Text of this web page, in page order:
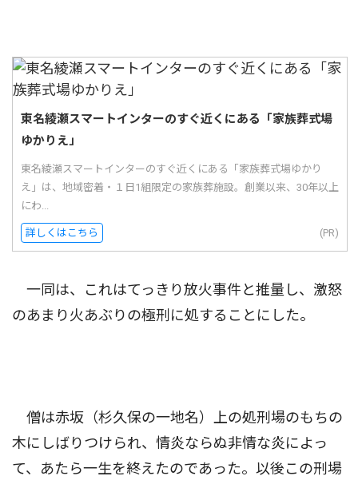
東名綾瀬スマートインターのすぐ近くにある「家族葬式場
ゆかりえ」
東名綾瀬スマートインターのすぐ近くにある「家族葬式場ゆかり
え」は、地域密着・１日1組限定の家族葬施設。創業以来、30年以上
にわ...
詳しくはこちら (PR)
一同は、これはてっきり放火事件と推量し、激怒
のあまり火あぶりの極刑に処することにした。
僧は赤坂（杉久保の一地名）上の処刑場のもちの
木にしばりつけられ、情炎ならぬ非情な炎によっ
て、あたら一生を終えたのであった。以後この刑場